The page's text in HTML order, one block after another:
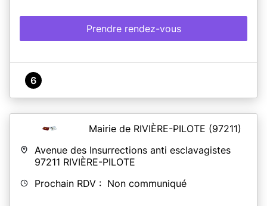
Prendre rendez-vous
6
Mairie de RIVIÈRE-PILOTE (97211)
Avenue des Insurrections anti esclavagistes
97211 RIVIÈRE-PILOTE
Prochain RDV : Non communiqué